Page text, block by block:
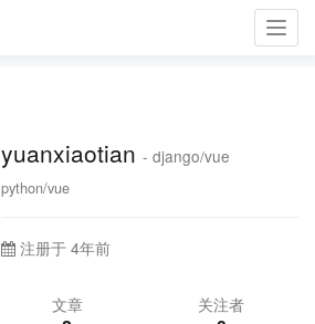
yuanxiaotian- django/vue
python/vue
注册于 4年前
文章 关注者